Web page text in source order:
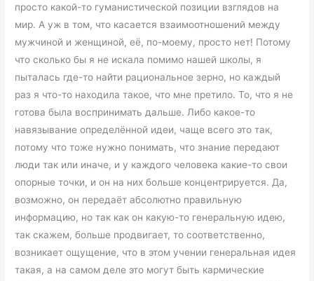
просто какой-то гуманистической позиции взглядов на
мир. А уж в том, что касается взаимоотношений между
мужчиной и женщиной, её, по-моему, просто нет! Потому
что сколько бы я не искала помимо нашей школы, я
пыталась где-то найти рациональное зерно, но каждый
раз я что-то находила такое, что мне претило. То, что я не
готова была воспринимать дальше. Либо какое-то
навязывание определённой идеи, чаще всего это так,
потому что тоже нужно понимать, что знание передают
люди так или иначе, и у каждого человека какие-то свои
опорные точки, и он на них больше концентрируется. Да,
возможно, он передаёт абсолютно правильную
информацию, но так как он какую-то генеральную идею,
так скажем, больше продвигает, то соответственно,
возникает ощущение, что в этом учении генеральная идея
такая, а на самом деле это могут быть кармические